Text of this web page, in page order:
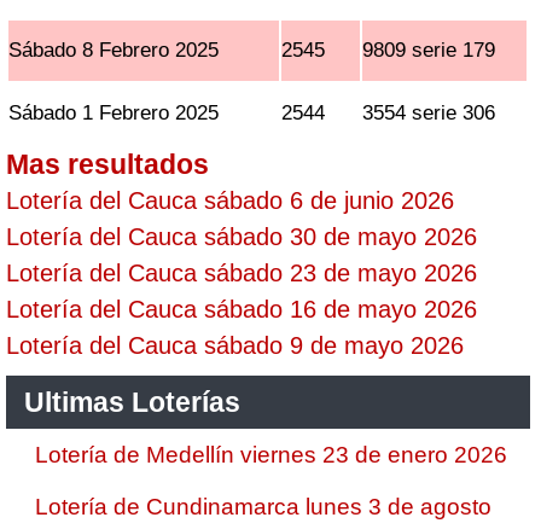
Sábado 8 Febrero 2025 2545 9809 serie 179
Sábado 1 Febrero 2025 2544 3554 serie 306
Mas resultados
Lotería del Cauca sábado 6 de junio 2026
Lotería del Cauca sábado 30 de mayo 2026
Lotería del Cauca sábado 23 de mayo 2026
Lotería del Cauca sábado 16 de mayo 2026
Lotería del Cauca sábado 9 de mayo 2026
Ultimas Loterías
Lotería de Medellín viernes 23 de enero 2026
Lotería de Cundinamarca lunes 3 de agosto